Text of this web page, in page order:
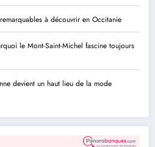
à découvrir en Occitanie
le Mont-Saint-Michel fascine toujours
devient un haut lieu de la mode